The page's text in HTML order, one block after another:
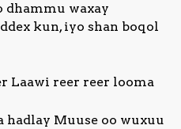
waxay
kun, iyo shan boqol
Laawi reer reer looma
hadlay Muuse oo wuxuu